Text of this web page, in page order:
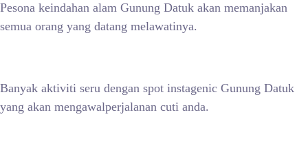
Pesona keindahan alam Gunung Datuk akan memanjakan
semua orang yang datang melawatinya.
Banyak aktiviti seru dengan spot instagenic Gunung Datuk
yang akan mengawalperjalanan cuti anda.